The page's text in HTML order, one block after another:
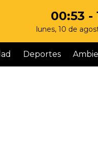
00:53 -
lunes, 10 de
Deportes